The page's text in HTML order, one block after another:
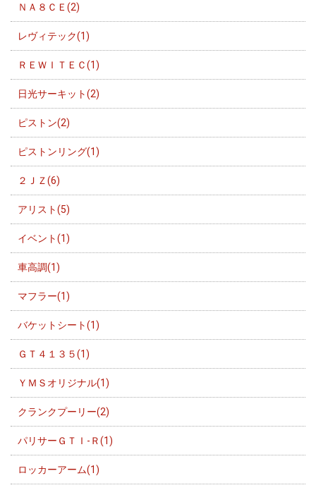
ＮＡ８ＣＥ(2)
レヴィテック(1)
ＲＥＷＩＴＥＣ(1)
日光サーキット(2)
ピストン(2)
ピストンリング(1)
２ＪＺ(6)
アリスト(5)
イベント(1)
車高調(1)
マフラー(1)
バケットシート(1)
ＧＴ４１３５(1)
ＹＭＳオリジナル(1)
クランクプーリー(2)
パリサーＧＴＩ-Ｒ(1)
ロッカーアーム(1)